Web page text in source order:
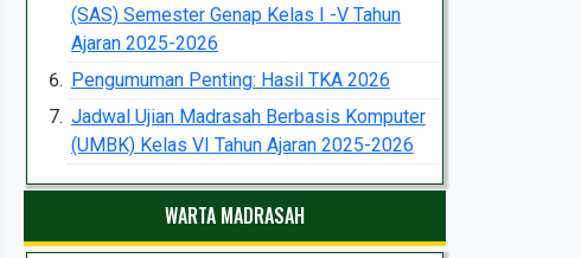
(SAS) Semester Genap Kelas I -V Tahun
Ajaran 2025-2026
Pengumuman Penting: Hasil TKA 2026
Jadwal Ujian Madrasah Berbasis Komputer
(UMBK) Kelas VI Tahun Ajaran 2025-2026
WARTA MADRASAH